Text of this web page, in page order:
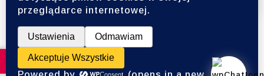
© 2025–2026 | Koło Gospodyń Wiejskich Ferajna